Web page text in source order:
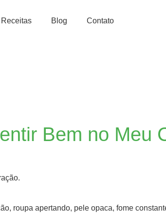
Blog Contato
Bem no Meu
roupa apertando, pele opaca, fome